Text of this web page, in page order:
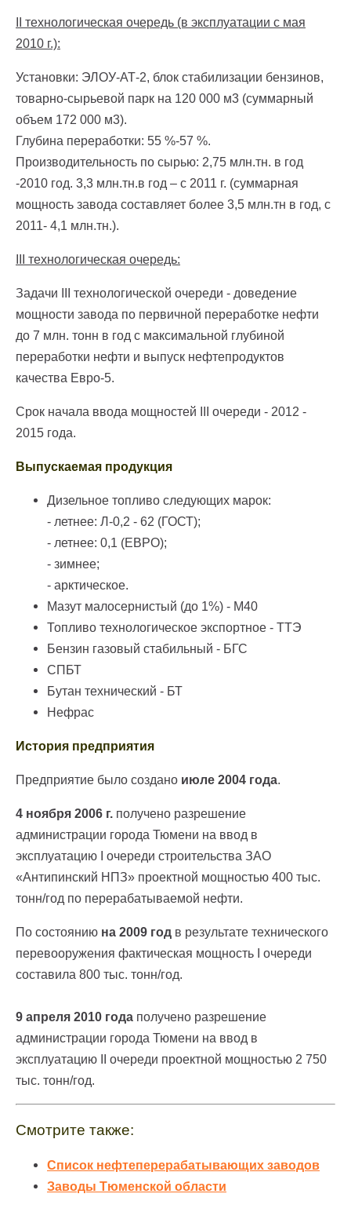
II технологическая очередь (в эксплуатации с мая
2010 г.):
Установки: ЭЛОУ-АТ-2, блок стабилизации бензинов,
товарно-сырьевой парк на 120 000 м3 (суммарный
объем 172 000 м3).
Глубина переработки: 55 %-57 %.
Производительность по сырью: 2,75 млн.тн. в год
-2010 год. 3,3 млн.тн.в год – с 2011 г. (суммарная
мощность завода составляет более 3,5 млн.тн в год, с
2011- 4,1 млн.тн.).
III технологическая очередь:
Задачи III технологической очереди - доведение
мощности завода по первичной переработке нефти
до 7 млн. тонн в год с максимальной глубиной
переработки нефти и выпуск нефтепродуктов
качества Евро-5.
Срок начала ввода мощностей III очереди - 2012 -
2015 года.
Выпускаемая продукция
Дизельное топливо следующих марок:
- летнее: Л-0,2 - 62 (ГОСТ);
- летнее: 0,1 (ЕВРО);
- зимнее;
- арктическое.
Мазут малосернистый (до 1%) - М40
Топливо технологическое экспортное - ТТЭ
Бензин газовый стабильный - БГС
СПБТ
Бутан технический - БТ
Нефрас
История предприятия
Предприятие было создано июле 2004 года.
4 ноября 2006 г. получено разрешение
администрации города Тюмени на ввод в
эксплуатацию I очереди строительства ЗАО
«Антипинский НПЗ» проектной мощностью 400 тыс.
тонн/год по перерабатываемой нефти.
По состоянию на 2009 год в результате технического
перевооружения фактическая мощность I очереди
составила 800 тыс. тонн/год.
9 апреля 2010 года получено разрешение
администрации города Тюмени на ввод в
эксплуатацию II очереди проектной мощностью 2 750
тыс. тонн/год.
Смотрите также:
Список нефтеперерабатывающих заводов
Заводы Тюменской области